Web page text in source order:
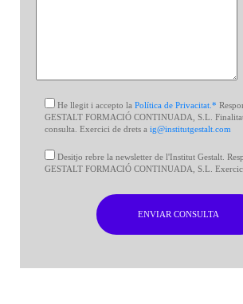
He llegit i accepto la Política de Privacitat.*
GESTALT FORMACIÓ CONTINUADA, S.L.
consulta. Exercici de drets a ig@institutgestalt.com
Desitjo rebre la newsletter de l'Institut Gestalt.
GESTALT FORMACIÓ CONTINUADA, S.L.